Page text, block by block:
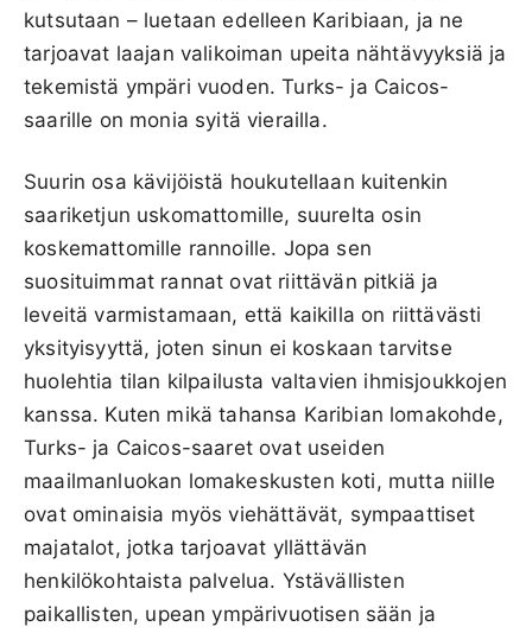
kutsutaan – luetaan edelleen Karibiaan, ja ne
tarjoavat laajan valikoiman upeita nähtävyyksiä ja
tekemistä ympäri vuoden. Turks- ja Caicos-
saarille on monia syitä vierailla.
Suurin osa kävijöistä houkutellaan kuitenkin
saariketjun uskomattomille, suurelta osin
koskemattomille rannoille. Jopa sen
suosituimmat rannat ovat riittävän pitkiä ja
leveitä varmistamaan, että kaikilla on riittävästi
yksityisyyttä, joten sinun ei koskaan tarvitse
huolehtia tilan kilpailusta valtavien ihmisjoukkojen
kanssa. Kuten mikä tahansa Karibian lomakohde,
Turks- ja Caicos-saaret ovat useiden
maailmanluokan lomakeskusten koti, mutta niille
ovat ominaisia myös viehättävät, sympaattiset
majatalot, jotka tarjoavat yllättävän
henkilökohtaista palvelua. Ystävällisten
paikallisten, upean ympärivuotisen sään ja